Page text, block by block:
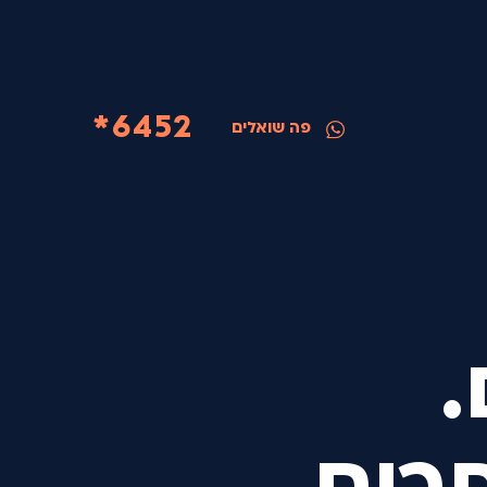
6452* פה שואלים